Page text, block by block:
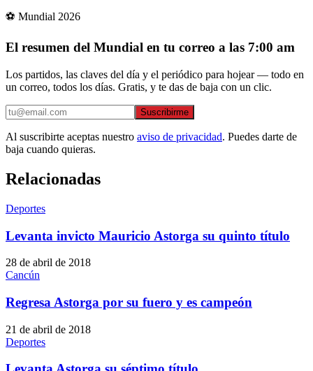
⚽ Mundial 2026
El resumen del Mundial en tu correo a las 7:00 am
Los partidos, las claves del día y el periódico para hojear — todo en
un correo, todos los días. Gratis, y te das de baja con un clic.
Suscribirme
Al suscribirte aceptas nuestro aviso de privacidad. Puedes darte de
baja cuando quieras.
Relacionadas
Deportes
Levanta invicto Mauricio Astorga su quinto título
28 de abril de 2018
Cancún
Regresa Astorga por su fuero y es campeón
21 de abril de 2018
Deportes